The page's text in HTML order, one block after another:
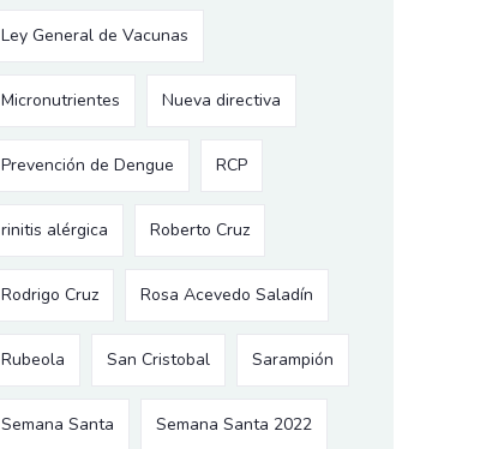
Ley General de Vacunas
Micronutrientes Nueva directiva
Prevención de Dengue RCP
rinitis alérgica Roberto Cruz
Rodrigo Cruz Rosa Acevedo Saladín
Rubeola San Cristobal Sarampión
Semana Santa Semana Santa 2022